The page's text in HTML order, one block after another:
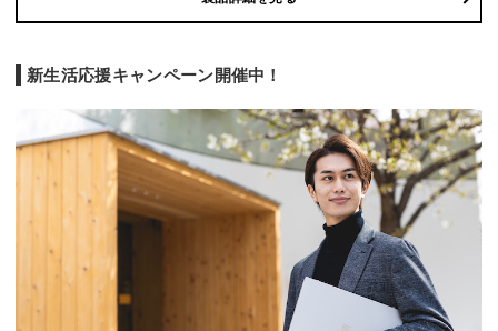
新生活応援キャンペーン開催中！